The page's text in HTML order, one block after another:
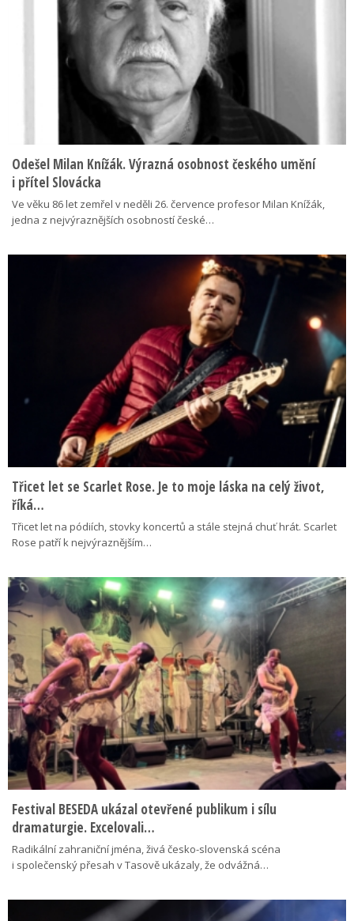
Odešel Milan Knížák. Výrazná osobnost českého umění
i přítel Slovácka
Ve věku 86 let zemřel v neděli 26. července profesor Milan Knížák,
jedna z nejvýraznějších osobností české…
Třicet let se Scarlet Rose. Je to moje láska na celý život,
říká…
Třicet let na pódiích, stovky koncertů a stále stejná chuť hrát. Scarlet
Rose patří k nejvýraznějším…
Festival BESEDA ukázal otevřené publikum i sílu
dramaturgie. Excelovali…
Radikální zahraniční jména, živá česko-slovenská scéna
i společenský přesah v Tasově ukázaly, že odvážná…